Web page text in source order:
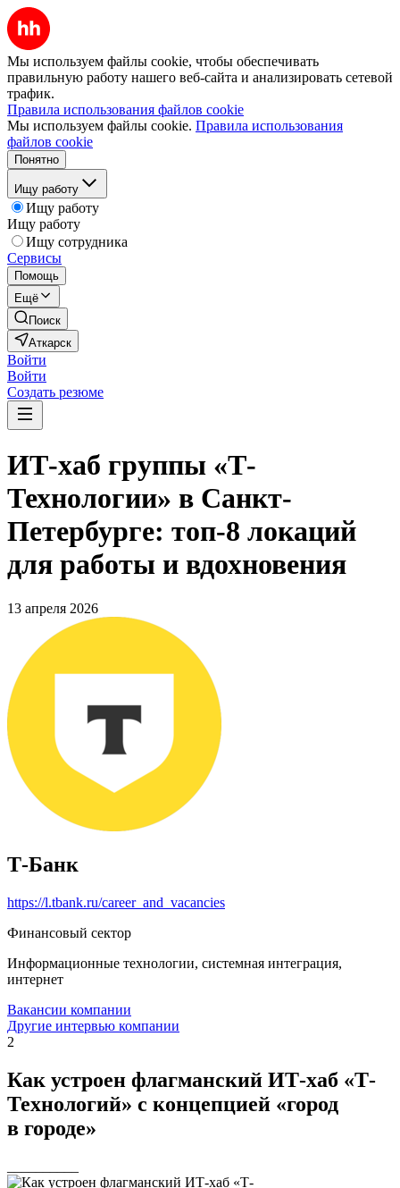
Мы используем файлы cookie, чтобы обеспечивать
правильную работу нашего веб-сайта и анализировать сетевой
трафик.
Правила использования файлов cookie
Мы используем файлы cookie. Правила использования
файлов cookie
Понятно
Ищу работу
Ищу работу
Ищу работу
Ищу сотрудника
Сервисы
Помощь
Ещё
Поиск
Аткарск
Войти
Войти
Создать резюме
ИТ-хаб группы «Т-
Технологии» в Санкт-
Петербурге: топ-8 локаций
для работы и вдохновения
13 апреля 2026
Т-Банк
https://l.tbank.ru/career_and_vacancies
Финансовый сектор
Информационные технологии, системная интеграция,
интернет
Вакансии компании
Другие интервью компании
2
Как устроен флагманский ИТ-хаб «Т-
Технологий» с концепцией «город
в городе»